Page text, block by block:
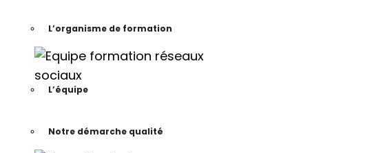
L’organisme de formation
L’équipe
Notre démarche qualité